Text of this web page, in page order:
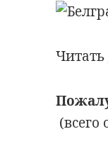
Читать
(всего